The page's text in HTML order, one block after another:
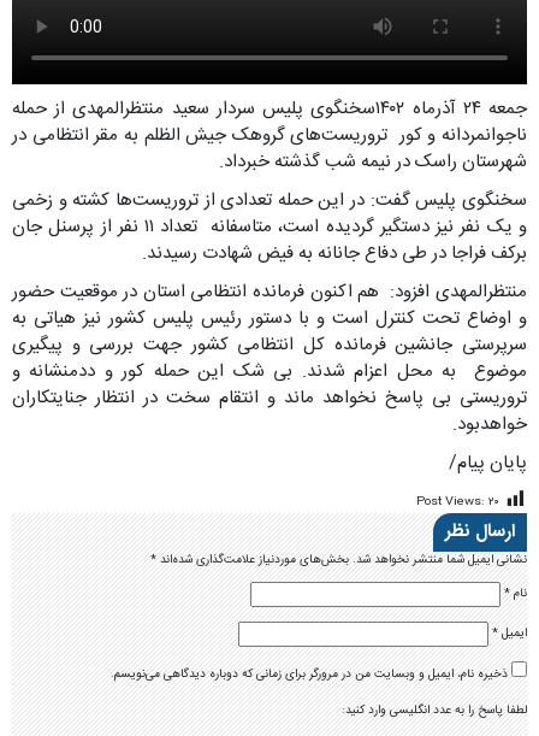
جمعه ۲۴ آذرماه ۱۴۰۲سخنگوی پلیس سردار سعید منتظرالمهدی از حمله
ناجوانمردانه و کور تروریست‌های گروهک جیش الظلم به مقر انتظامی در
شهرستان راسک در نیمه شب گذشته خبرداد.
سخنگوی پلیس گفت: در این حمله تعدادی از تروریست‌ها کشته و زخمی
و یک نفر نیز دستگیر گردیده است، متاسفانه تعداد ۱۱ نفر از پرسنل جان
برکف فراجا در طی دفاع جانانه به فیض شهادت رسیدند.
منتظرالمهدی افزود: هم اکنون فرمانده انتظامی استان در موقعیت حضور
و اوضاع تحت کنترل است و با دستور رئیس پلیس کشور نیز هیاتی به
سرپرستی جانشین فرمانده کل انتظامی کشور جهت بررسی و پیگیری
موضوع به محل اعزام شدند. بی شک این حمله کور و ددمنشانه و
تروریستی بی پاسخ نخواهد ماند و انتقام سخت در انتظار جنایتکاران
خواهدبود.
پایان پیام/
Post Views: ۲۰
ارسال نظر
نشانی ایمیل شما منتشر نخواهد شد.بخش‌های موردنیاز علامت‌گذاری شده‌اند*
نام*
ایمیل*
ذخیره نام، ایمیل و وبسایت من در مرورگر برای زمانی که دوباره دیدگاهی می‌نویسم.
لطفا پاسخ را به عدد انگلیسی وارد کنید: